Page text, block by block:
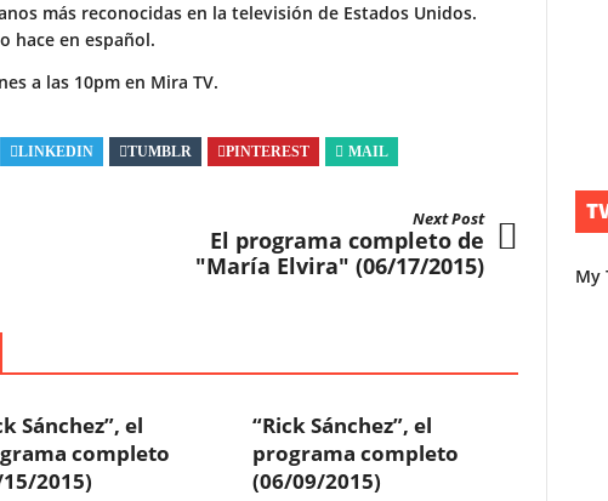
más reconocidas en la televisión de Estados Unidos.
hace en español.
a las 10pm en Mira TV.
LINKEDIN TUMBLR PINTEREST MAIL
Next Post
El programa completo de
"María Elvira" (06/17/2015)
Sánchez”, el
completo
2015)
“Rick Sánchez”, el
programa completo
(06/09/2015)
My